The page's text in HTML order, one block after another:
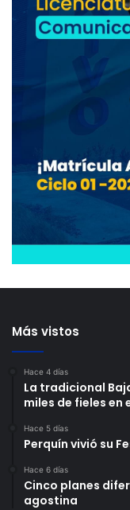
Más vistos
Hace 4 días
La tradicional
miles de fieles en
Hace 5 días
Perquín vivió su
Hace 6 días
Cinco planes
agostina